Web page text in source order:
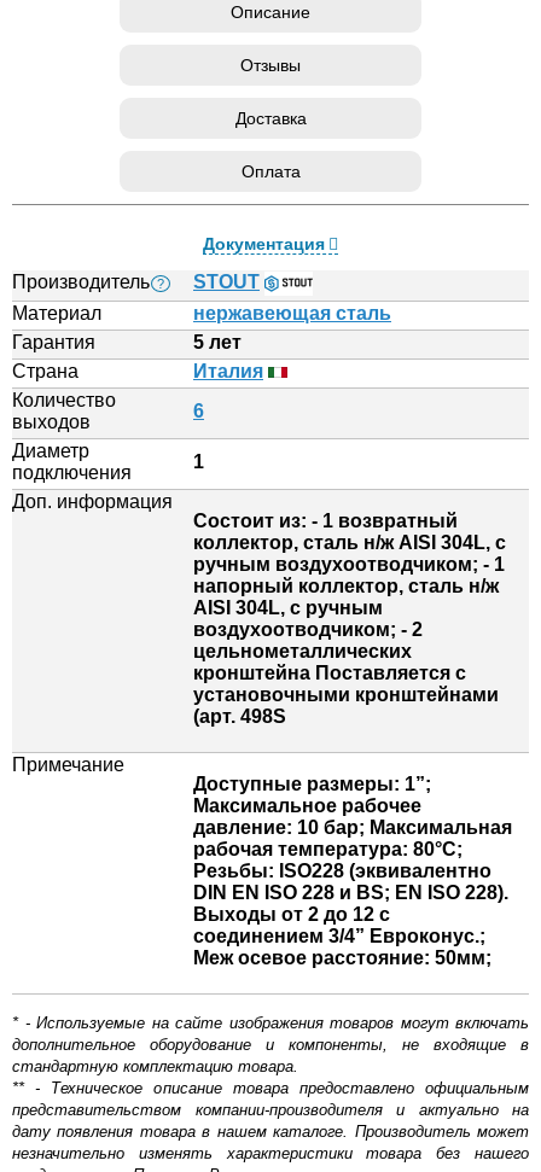
Описание
Отзывы
Доставка
Оплата
Документация
Производитель ?
STOUT
Материал
нержавеющая сталь
Гарантия
5 лет
Страна
Италия
Количество
выходов
6
Диаметр
подключения
1
Доп. информация
Состоит из: - 1 возвратный
коллектор, сталь н/ж AISI 304L, с
ручным воздухоотводчиком; - 1
напорный коллектор, сталь н/ж
AISI 304L, с ручным
воздухоотводчиком; - 2
цельнометаллических
кронштейна Поставляется с
установочными кронштейнами
(арт. 498S
Примечание
Доступные размеры: 1”;
Максимальное рабочее
давление: 10 бар; Максимальная
рабочая температура: 80°C;
Резьбы: ISO228 (эквивалентно
DIN EN ISO 228 и BS; EN ISO 228).
Выходы от 2 до 12 с
соединением 3/4” Евроконус.;
Меж осевое расстояние: 50мм;
* - Используемые на сайте изображения товаров могут включать
дополнительное оборудование и компоненты, не входящие в
стандартную комплектацию товара.
** - Техническое описание товара предоставлено официальным
представительством компании-производителя и актуально на
дату появления товара в нашем каталоге. Производитель может
незначительно изменять характеристики товара без нашего